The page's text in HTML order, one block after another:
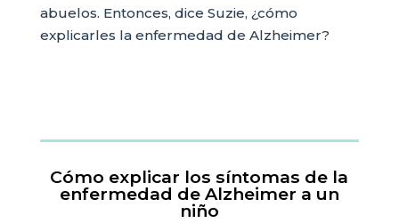
abuelos. Entonces, dice Suzie, ¿cómo
explicarles la enfermedad de Alzheimer?
Cómo explicar los síntomas de la
enfermedad de Alzheimer a un
niño